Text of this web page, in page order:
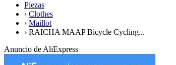
Piezas
› Clothes
› Maillot
› RAICHA MAAP Bicycle Cycling...
Anuncio de AliExpress